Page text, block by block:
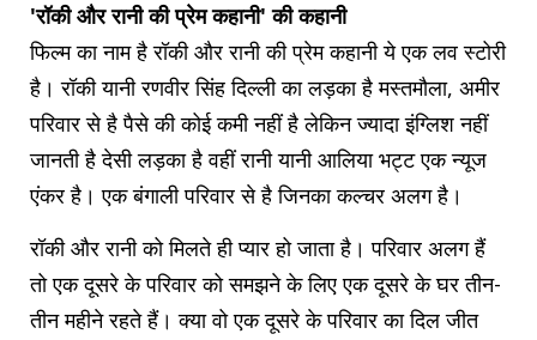
'रॉकी और रानी की प्रेम कहानी' की कहानी
फिल्म का नाम है रॉकी और रानी की प्रेम कहानी ये एक लव स्टोरी
है। रॉकी यानी रणवीर सिंह दिल्ली का लड़का है मस्तमौला, अमीर
परिवार से है पैसे की कोई कमी नहीं है लेकिन ज्यादा इंग्लिश नहीं
जानती है देसी लड़का है वहीं रानी यानी आलिया भट्ट एक न्यूज
एंकर है। एक बंगाली परिवार से है जिनका कल्चर अलग है।
रॉकी और रानी को मिलते ही प्यार हो जाता है। परिवार अलग हैं
तो एक दूसरे के परिवार को समझने के लिए एक दूसरे के घर तीन-
तीन महीने रहते हैं। क्या वो एक दूसरे के परिवार का दिल जीत